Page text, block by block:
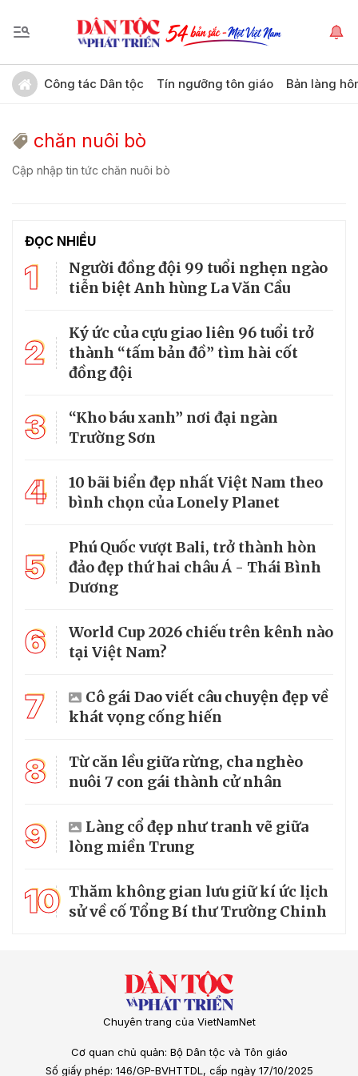
Công tác Dân tộc Tín ngưỡng tôn giáo Bản làng
chăn nuôi bò
Cập nhập tin tức chăn nuôi bò
ĐỌC NHIỀU
1
Người đồng đội 99 tuổi nghẹn ngào
tiễn biệt Anh hùng La Văn Cầu
2
Ký ức của cựu giao liên 96 tuổi trở
thành “tấm bản đồ” tìm hài cốt
đồng đội
3
“Kho báu xanh” nơi đại ngàn
Trường Sơn
4
10 bãi biển đẹp nhất Việt Nam theo
bình chọn của Lonely Planet
5
Phú Quốc vượt Bali, trở thành hòn
đảo đẹp thứ hai châu Á - Thái Bình
Dương
6
World Cup 2026 chiếu trên kênh nào
tại Việt Nam?
7
Cô gái Dao viết câu chuyện đẹp về
khát vọng cống hiến
8
Từ căn lều giữa rừng, cha nghèo
nuôi 7 con gái thành cử nhân
9
Làng cổ đẹp như tranh vẽ giữa
lòng miền Trung
10 Thăm không gian lưu giữ kí ức lịch
sử về cố Tổng Bí thư Trường Chinh
Chuyên trang của VietNamNet
Cơ quan chủ quản: Bộ Dân tộc và Tôn giáo
Số giấy phép: 146/GP-BVHTTDL, cấp ngày 17/10/2025